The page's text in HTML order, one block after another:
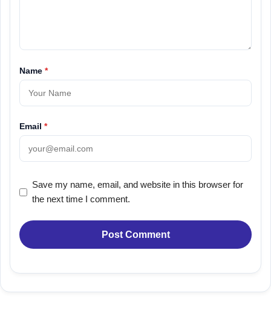
Name *
Email *
Save my name, email, and website in this browser for
the next time I comment.